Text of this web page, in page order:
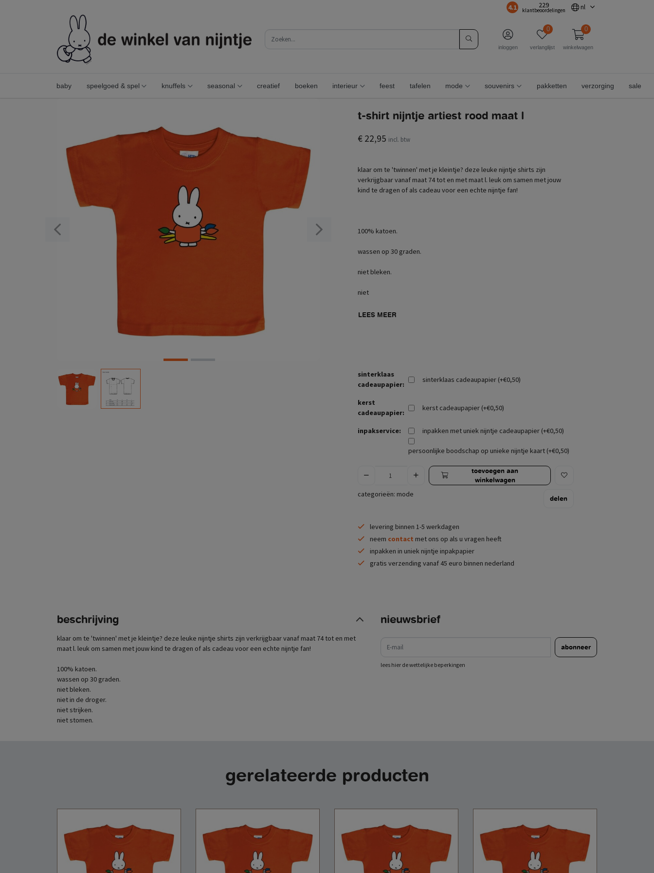
4.1 229
klantbeoordelingen nl
inloggen
0
verlanglijst
0
winkelwagen
baby speelgoed & spel knuffels seasonal creatief boeken interieur feest tafelen mode souvenirs pakketten verzorging sale
t-shirt nijntje artiest rood maat l
t-shirt nijntje artiest rood maat l
€ 22,95 incl. btw
klaar om te 'twinnen' met je kleintje? deze leuke nijntje shirts zijn
verkrijgbaar vanaf maat 74 tot en met maat l. leuk om samen met jouw
kind te dragen of als cadeau voor een echte nijntje fan!
100% katoen.
wassen op 30 graden.
niet bleken.
niet
LEES MEER
sinterklaas
cadeaupapier:
sinterklaas cadeaupapier (+€0,50)
kerst
cadeaupapier:
kerst cadeaupapier (+€0,50)
inpakservice: inpakken met uniek nijntje cadeaupapier (+€0,50)
persoonlijke boodschap op unieke nijntje kaart (+€0,50)
toevoegen aan
winkelwagen
categorieën: mode
delen
levering binnen 1-5 werkdagen
neem contact met ons op als u vragen heeft
inpakken in uniek nijntje inpakpapier
gratis verzending vanaf 45 euro binnen nederland
beschrijving
klaar om te 'twinnen' met je kleintje? deze leuke nijntje shirts zijn verkrijgbaar vanaf maat 74 tot en met
maat l. leuk om samen met jouw kind te dragen of als cadeau voor een echte nijntje fan!
100% katoen.
wassen op 30 graden.
niet bleken.
niet in de droger.
niet strijken.
niet stomen.
nieuwsbrief
e-mail
abonneer
lees hier de wettelijke beperkingen
gerelateerde producten